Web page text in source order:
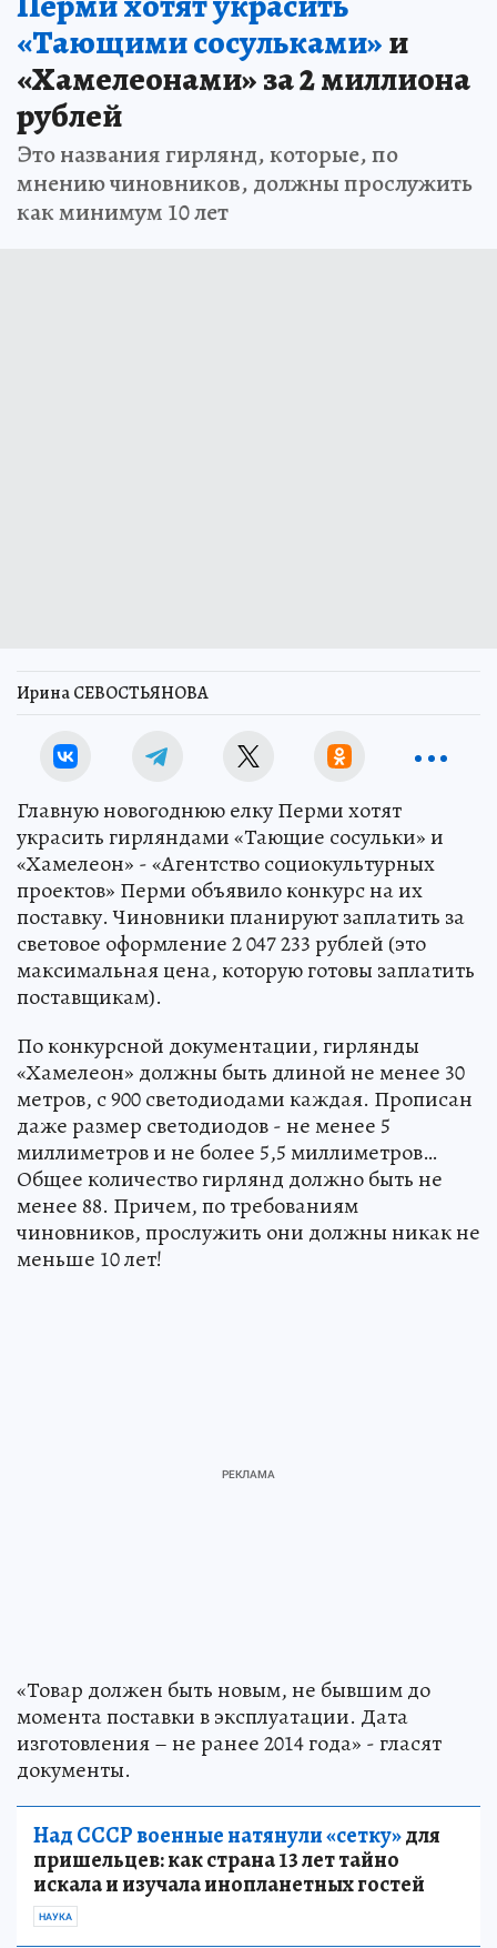
«Тающими сосульками»и
«Хамелеонами» за 2 миллиона
рублей
Это названия гирлянд, которые, по
мнению чиновников, должны прослужить
как минимум 10 лет
Ирина СЕВОСТЬЯНОВА
Главную новогоднюю елку Перми хотят
украсить гирляндами «Тающие сосульки» и
«Хамелеон» - «Агентство социокультурных
проектов» Перми объявило конкурс на их
поставку. Чиновники планируют заплатить за
световое оформление 2 047 233 рублей (это
максимальная цена, которую готовы заплатить
поставщикам).
По конкурсной документации, гирлянды
«Хамелеон» должны быть длиной не менее 30
метров, с 900 светодиодами каждая. Прописан
даже размер светодиодов - не менее 5
миллиметров и не более 5,5 миллиметров…
Общее количество гирлянд должно быть не
менее 88. Причем, по требованиям
чиновников, прослужить они должны никак не
меньше 10 лет!
«Товар должен быть новым, не бывшим до
момента поставки в эксплуатации. Дата
изготовления – не ранее 2014 года» - гласят
документы.
Над СССР военные натянули «сетку»для
пришельцев: как страна 13 лет тайно
искала и изучала инопланетных гостей
НАУКА